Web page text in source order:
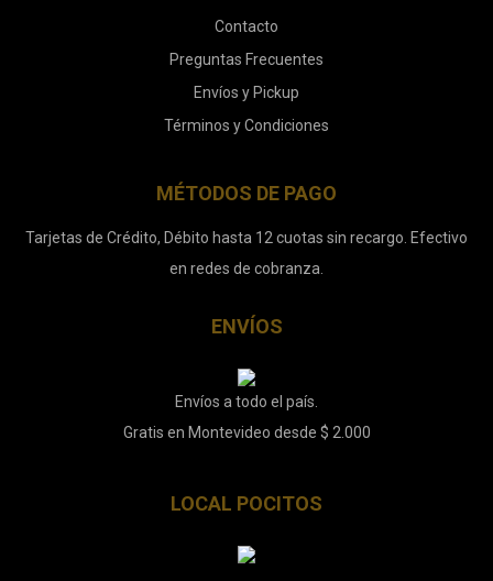
Contacto
Preguntas Frecuentes
Envíos y Pickup
Términos y Condiciones
MÉTODOS DE PAGO
Tarjetas de Crédito, Débito hasta 12 cuotas sin recargo. Efectivo
en redes de cobranza.
ENVÍOS
Envíos a todo el país.
Gratis en Montevideo desde $ 2.000
LOCAL POCITOS